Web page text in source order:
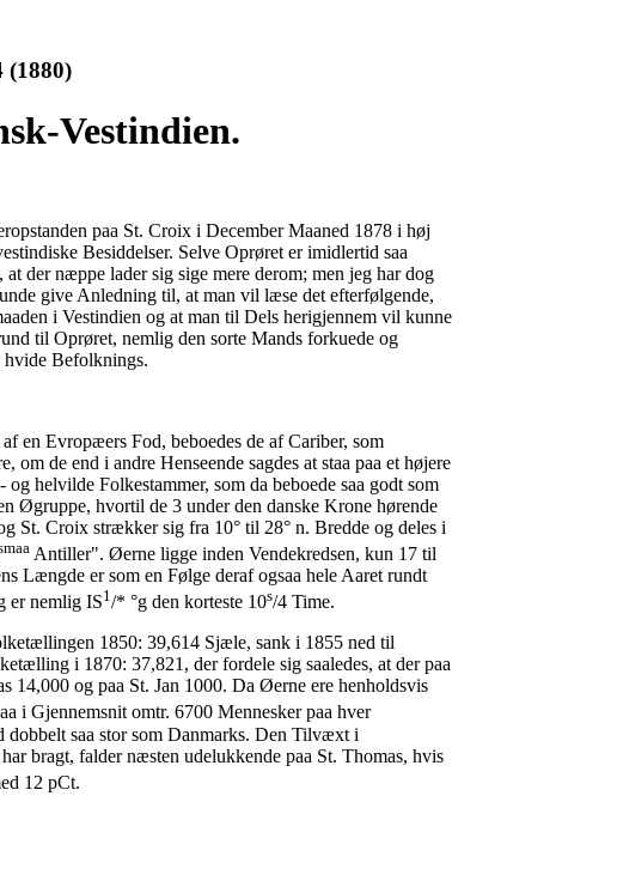
(1880)
Vestindien.
paa St. Croix i December Maaned 1878 i høj
Besiddelser. Selve Oprøret er imidlertid saa
der næppe lader sig sige mere derom; men jeg har dog
give Anledning til, at man vil læse det efterfølgende,
i Vestindien og at man til Dels herigjennem vil kunne
til Oprøret, nemlig den sorte Mands forkuede og
Befolknings.
en Evropæers Fod, beboedes de af Cariber, som
om de end i andre Henseende sagdes at staa paa et højere
helvilde Folkestammer, som da beboede saa godt som
Øgruppe, hvortil de 3 under den danske Krone hørende
St. Croix strækker sig fra 10° til 28° n. Bredde og deles i
Antiller". Øerne ligge inden Vendekredsen, kun 17 til
Længde er som en Følge deraf ogsaa hele Aaret rundt
er nemlig IS1 /* °g den korteste 10s/4 Time.
1850: 39,614 Sjæle, sank i 1855 ned til
i 1870: 37,821, der fordele sig saaledes, at der paa
14,000 og paa St. Jan 1000. Da Øerne ere henholdsvis
i Gjennemsnit omtr. 6700 Mennesker paa hver
saa stor som Danmarks. Den Tilvæxt i
bragt, falder næsten udelukkende paa St. Thomas, hvis
12 pCt.